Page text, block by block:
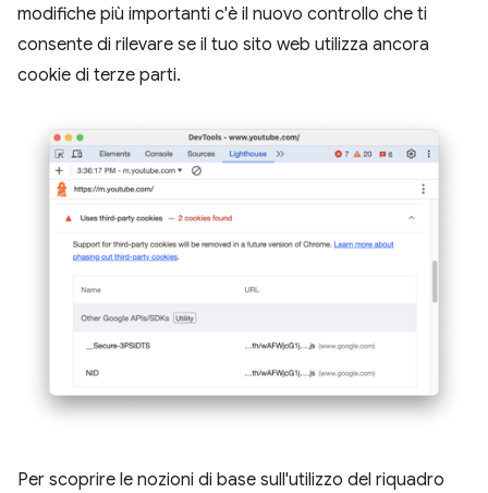
modifiche più importanti c'è il nuovo controllo che ti
consente di rilevare se il tuo sito web utilizza ancora
cookie di terze parti.
Per scoprire le nozioni di base sull'utilizzo del riquadro